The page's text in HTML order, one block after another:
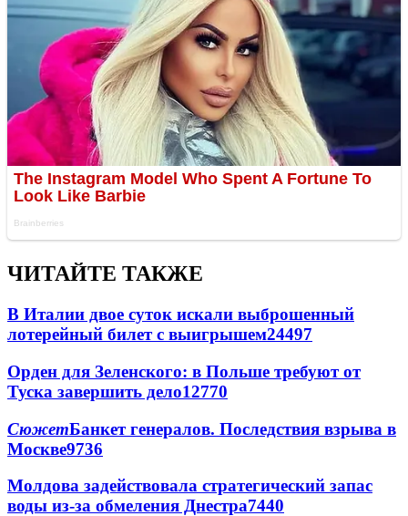
ЧИТАЙТЕ ТАКЖЕ
В Италии двое суток искали выброшенный
лотерейный билет с выигрышем24497
Орден для Зеленского: в Польше требуют от
Туска завершить дело12770
СюжетБанкет генералов. Последствия взрыва в
Москве9736
Молдова задействовала стратегический запас
воды из-за обмеления Днестра7440